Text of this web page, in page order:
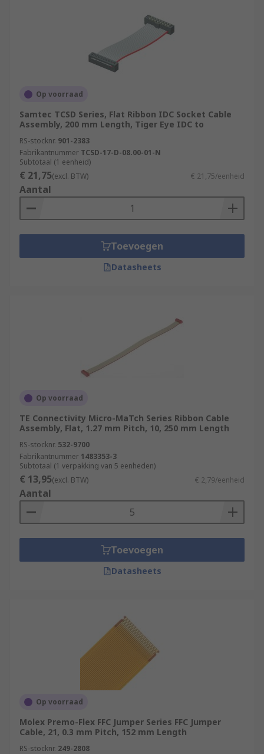
Op voorraad
Samtec TCSD Series, Flat Ribbon IDC Socket Cable
Assembly, 200 mm Length, Tiger Eye IDC to
RS-stocknr. 901-2383
Fabrikantnummer TCSD-17-D-08.00-01-N
Subtotaal (1 eenheid)
€ 21,75(excl. BTW) € 21,75/eenheid
Aantal
Toevoegen
Datasheets
Op voorraad
TE Connectivity Micro-MaTch Series Ribbon Cable
Assembly, Flat, 1.27 mm Pitch, 10, 250 mm Length
RS-stocknr. 532-9700
Fabrikantnummer 1483353-3
Subtotaal (1 verpakking van 5 eenheden)
€ 13,95(excl. BTW) € 2,79/eenheid
Aantal
Toevoegen
Datasheets
Op voorraad
Molex Premo-Flex FFC Jumper Series FFC Jumper
Cable, 21, 0.3 mm Pitch, 152 mm Length
RS-stocknr. 249-2808